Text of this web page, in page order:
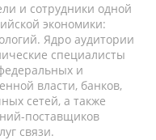
и сотрудники одной
экономики:
Ядро аудитории
специалисты
и
власти, банков,
сетей, а также
поставщиков
связи.